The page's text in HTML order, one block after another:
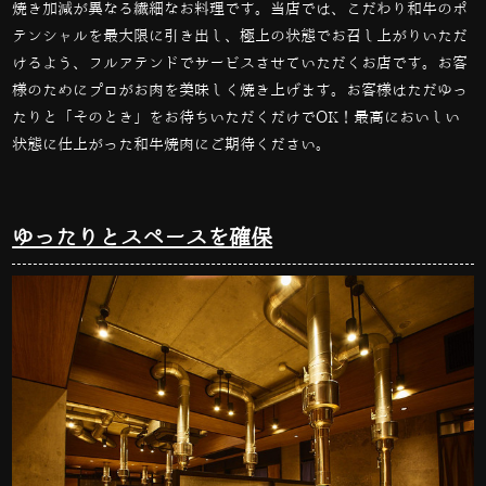
焼き加減が異なる繊細なお料理です。当店では、こだわり和牛のポ
テンシャルを最大限に引き出し、極上の状態でお召し上がりいただ
けるよう、フルアテンドでサービスさせていただくお店です。お客
様のためにプロがお肉を美味しく焼き上げます。お客様はただゆっ
たりと「そのとき」をお待ちいただくだけでOK！最高においしい
状態に仕上がった和牛焼肉にご期待ください。
ゆったりとスペースを確保